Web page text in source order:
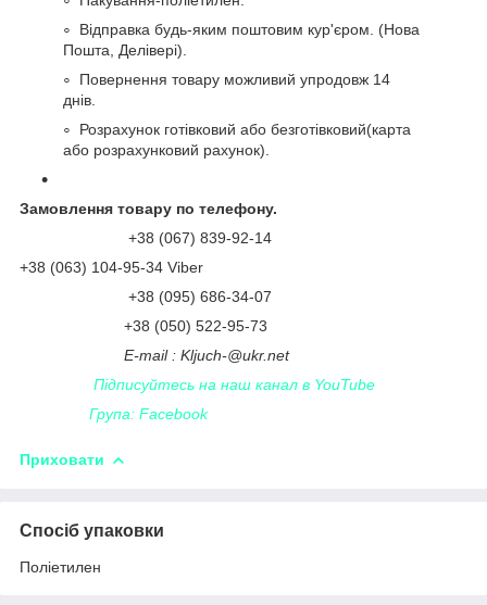
Відправка будь-яким поштовим кур'єром. (Нова
Пошта, Делівері).
Повернення товару можливий упродовж 14
днів.
Розрахунок готівковий або безготівковий(карта
або розрахунковий рахунок).
Замовлення товару по телефону.
+38 (067) 839-92-14
+38 (063) 104-95-34 Viber
+38 (095) 686-34-07
+38 (050) 522-95-73
Е-mail: Kljuch-@ukr.net
Підписуйтесь на наш канал в YouTube
Група: Facebook
Приховати
Спосіб упаковки
Поліетилен